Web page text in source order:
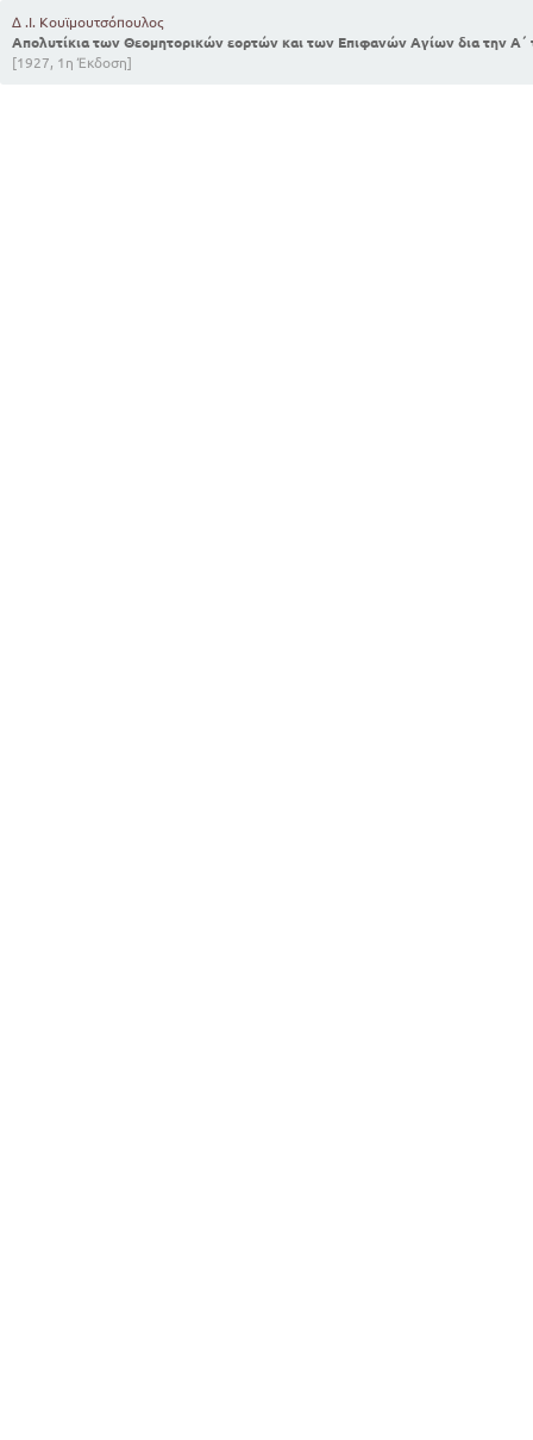
Δ .Ι. Κουϊμουτσόπουλος
Απολυτίκια των Θεομητορικών εορτών και των Επιφανών Αγίων δια την
[1927, 1η Έκδοση]